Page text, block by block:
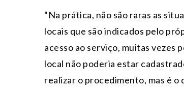
“Na prática, não são raras as
locais que são indicados pelo
acesso ao serviço, muitas vezes
local não poderia estar
realizar o procedimento, mas é